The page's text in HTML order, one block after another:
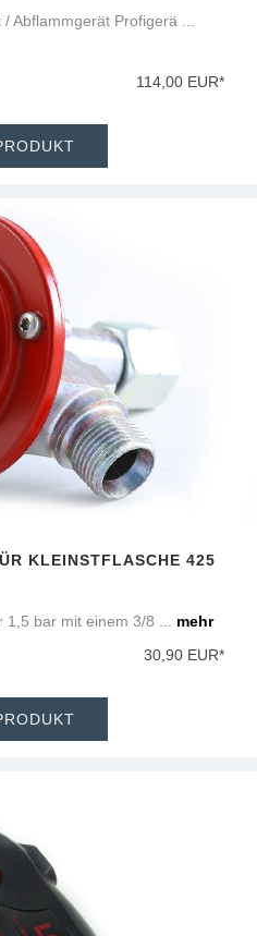
Abflammgerät Profigerä ...
114,00 EUR*
KLEINSTFLASCHE 425
bar mit einem 3/8 ... mehr
30,90 EUR*